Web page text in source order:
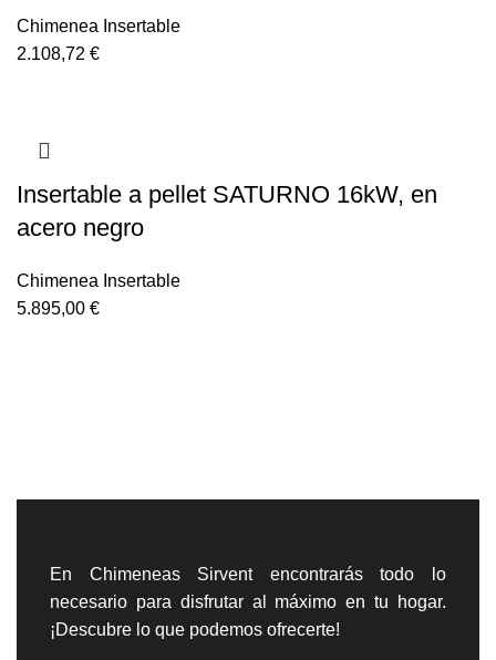
Chimenea Insertable
2.108,72 €
Insertable a pellet SATURNO 16kW, en
acero negro
Chimenea Insertable
5.895,00 €
En Chimeneas Sirvent encontrarás todo lo
necesario para disfrutar al máximo en tu hogar.
¡Descubre lo que podemos ofrecerte!